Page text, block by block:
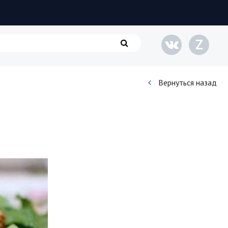
Семья и дети
Путешествия
Строительство
Культура и общество
Z
Вернуться назад